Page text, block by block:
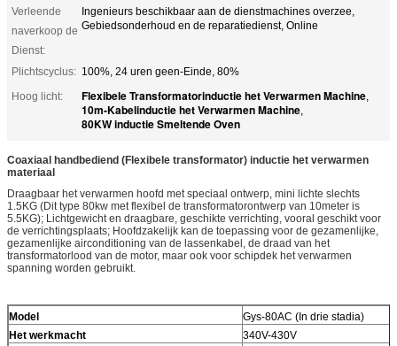
Verleende
naverkoop de
Dienst:
Ingenieurs beschikbaar aan de dienstmachines overzee,
Gebiedsonderhoud en de reparatiedienst, Online
Plichtscyclus: 100%, 24 uren geen-Einde, 80%
Hoog licht:
Flexibele Transformatorinductie het Verwarmen Machine,
10m-Kabelinductie het Verwarmen Machine,
80KW inductie Smeltende Oven
Coaxiaal handbediend (Flexibele transformator) inductie het verwarmen
materiaal
Draagbaar het verwarmen hoofd met speciaal ontwerp, mini lichte slechts
1.5KG (Dit type 80kw met flexibel de transformatorontwerp van 10meter is
5.5KG); Lichtgewicht en draagbare, geschikte verrichting, vooral geschikt voor
de verrichtingsplaats; Hoofdzakelijk kan de toepassing voor de gezamenlijke,
gezamenlijke airconditioning van de lassenkabel, de draad van het
transformatorlood van de motor, maar ook voor schipdek het verwarmen
spanning worden gebruikt.
Model
Gys-80AC (In drie stadia)
Het werkmacht
340V-430V